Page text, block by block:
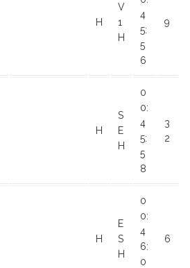
H
V
1
H
4
5:
5
6
9
H
S
E
H
0
0:
4
5:
5
8
3
2
H
E
S
H
0
0:
4
6:
0
6